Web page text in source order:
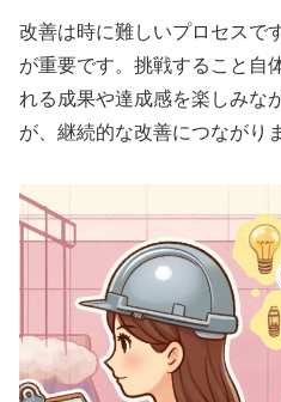
改善は時に難しいプロセスで
が重要です。挑戦すること自
れる成果や達成感を楽しみな
が、継続的な改善につながり